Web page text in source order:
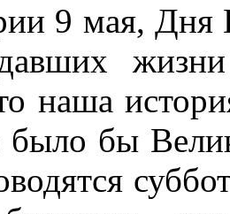
9 мая,
наша
было бы